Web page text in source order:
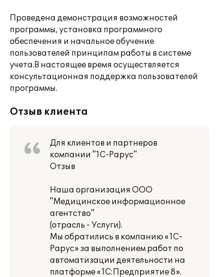
Проведена демонстрация возможностей
программы, установка программного
обеспечения и начальное обучение
пользователей принципам работы в системе
учета.В настоящее время осуществляется
консультационная поддержка пользователей
программы.
Отзыв клиента
Для клиентов и партнеров
компании "1С-Рарус"
Отзыв
Наша организация ООО
"Медицинское информационное
агентство"
(отрасль - Услуги).
Мы обратились в компанию «1С-
Рарус» за выполнением работ по
автоматизации деятельности на
платформе «1С:Предприятие 8».